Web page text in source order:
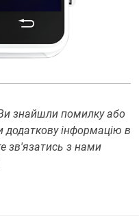
знайшли помилку або
додаткову інформацію в
зв'язатись з нами